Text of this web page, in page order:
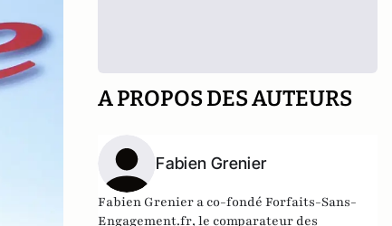
A PROPOS DES AUTEURS
Fabien Grenier
Fabien Grenier a co-fondéForfaits-Sans-
Engagement.fr, le comparateur des